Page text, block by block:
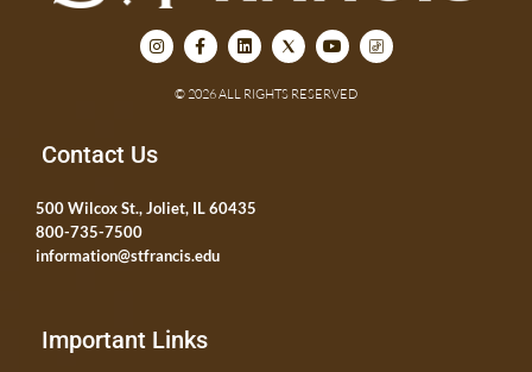
© 2026 ALL RIGHTS RESERVED
Contact Us
500 Wilcox St., Joliet, IL 60435
800-735-7500
information@stfrancis.edu
Important Links